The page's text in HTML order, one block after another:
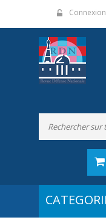
Connexion